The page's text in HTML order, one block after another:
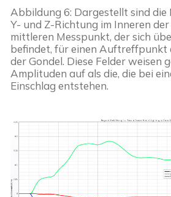
Abbildung 6: Dargestellt sind die
Y- und Z-Richtung im Inneren der
mittleren Messpunkt, der sich
befindet, für einen Auftreffpunkt
der Gondel. Diese Felder weisen
Amplituden auf als die, die bei
Einschlag entstehen.